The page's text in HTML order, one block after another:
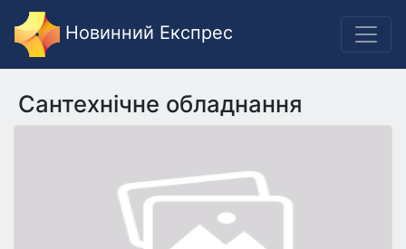
Новинний Експрес
Сантехнічне обладнання